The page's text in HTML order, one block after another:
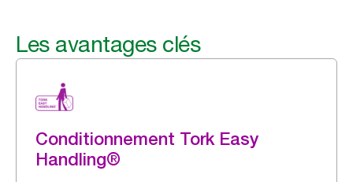
Les avantages clés
Conditionnement Tork Easy
Handling®